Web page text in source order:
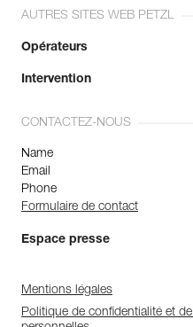
AUTRES SITES WEB PETZL
Opérateurs
Intervention
CONTACTEZ-NOUS
Name
Email
Phone
Formulaire de contact
Espace presse
Mentions légales
Politique de confidentialité et